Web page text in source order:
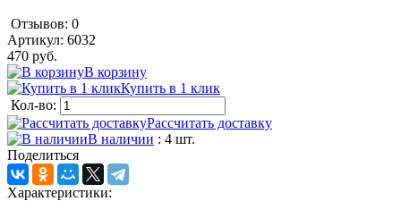
Отзывов: 0
Артикул: 6032
470 руб.
В корзину
Купить в 1 клик
Кол-во:
Рассчитать доставку
В наличии : 4 шт.
Поделиться
Характеристики: